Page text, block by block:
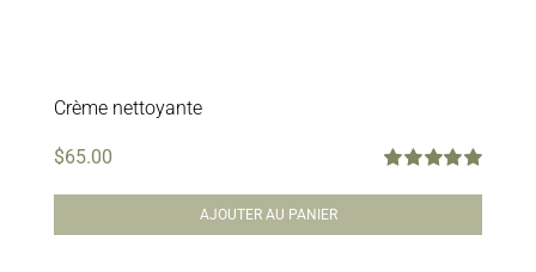
Crème nettoyante
$65.00
AJOUTER AU PANIER